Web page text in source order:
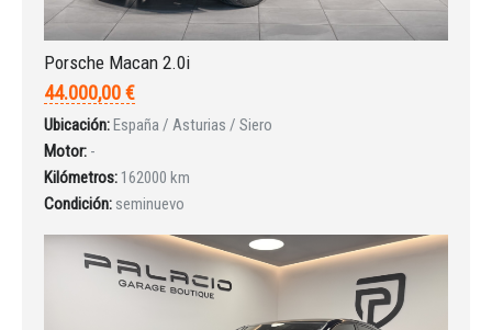
Porsche Macan 2.0i
44.000,00 €
Ubicación:España / Asturias / Siero
Motor: -
Kilómetros: 162000 km
Condición: seminuevo